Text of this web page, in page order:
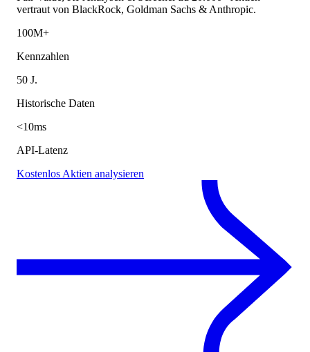
vertraut von BlackRock, Goldman Sachs & Anthropic.
100M+
Kennzahlen
50 J.
Historische Daten
<10ms
API-Latenz
Kostenlos Aktien analysieren